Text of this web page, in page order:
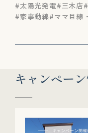
太陽光発電 三木店
家事動線 ママ目線
キャンペー